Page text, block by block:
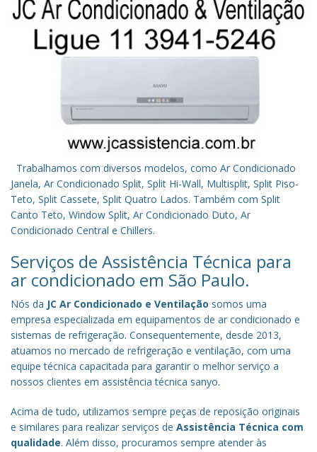
Trabalhamos com diversos modelos, como Ar Condicionado
Janela, Ar Condicionado Split, Split Hi-Wall, Multisplit, Split Piso-
Teto, Split Cassete, Split Quatro Lados. Também com Split
Canto Teto, Window Split, Ar Condicionado Duto, Ar
Condicionado Central e Chillers.
Serviços de Assistência Técnica para
ar condicionado em São Paulo.
Nós da JC Ar Condicionado e Ventilação somos uma
empresa especializada em equipamentos de ar condicionado e
sistemas de refrigeração. Consequentemente, desde 2013,
atuamos no mercado de refrigeração e ventilação, com uma
equipe técnica capacitada para garantir o melhor serviço a
nossos clientes em assistência técnica sanyo.
Acima de tudo, utilizamos sempre peças de reposição originais
e similares para realizar serviços de Assistência Técnica com
qualidade. Além disso, procuramos sempre atender às